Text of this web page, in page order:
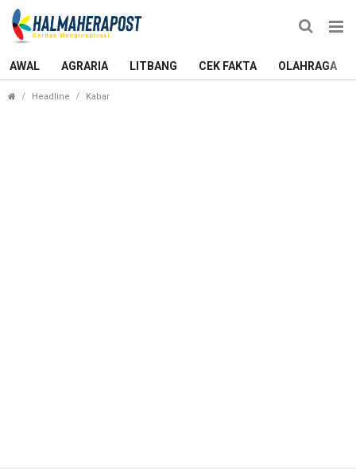
AWAL AGRARIA LITBANG CEK FAKTA OLAHRAGA
Headline Kabar